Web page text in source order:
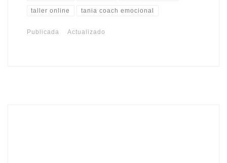
taller online tania coach emocional
Publicada Actualizado